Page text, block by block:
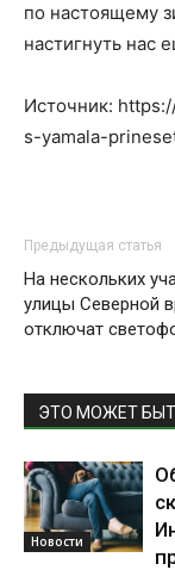
по настоящему
настигнуть нас
Источник:
s-yamala-
Предыдущая статья
На нескольких
улицы Северной
отключат
ЭТО МОЖЕТ
Новости